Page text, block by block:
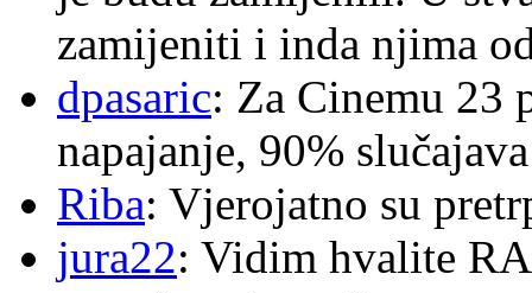
zamijeniti i inda njima
dpasaric: Za Cinemu 23
napajanje, 90%
Riba: Vjerojatno su
jura22: Vidim hvalite